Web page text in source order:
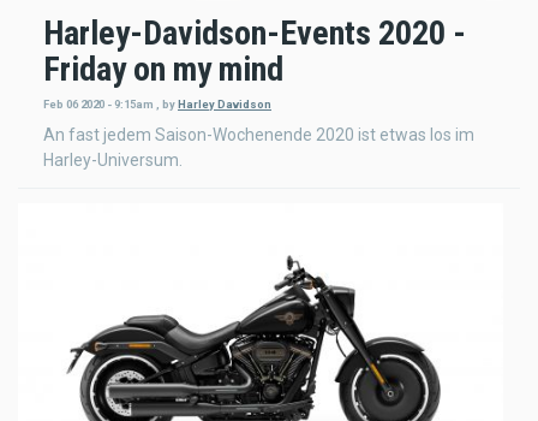
Harley-Davidson-Events 2020 -
Friday on my mind
Feb 06 2020 - 9:15am byHarley Davidson
An fast jedem Saison-Wochenende 2020 ist etwas los im
Harley-Universum.